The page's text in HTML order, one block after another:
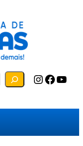
Instagram Facebook YouTube